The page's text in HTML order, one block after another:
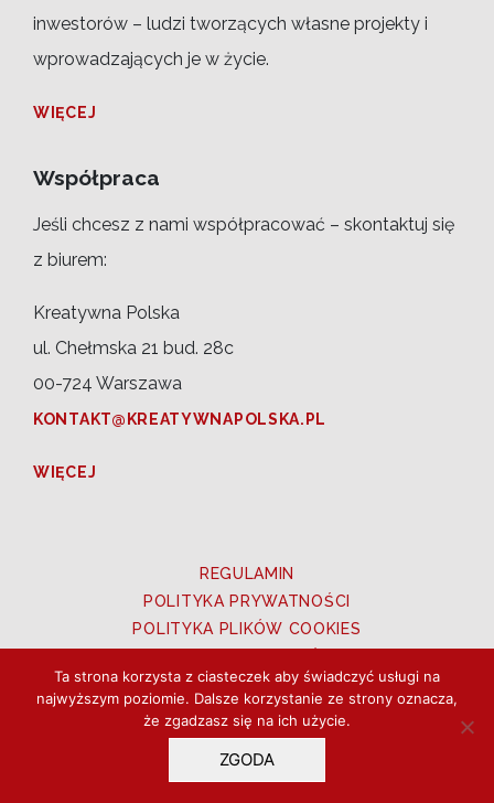
inwestorów – ludzi tworzących własne projekty i
wprowadzających je w życie.
WIĘCEJ
Współpraca
Jeśli chcesz z nami współpracować – skontaktuj się
z biurem:
Kreatywna Polska
ul. Chełmska 21 bud. 28c
00-724 Warszawa
KONTAKT@KREATYWNAPOLSKA.PL
WIĘCEJ
REGULAMIN
POLITYKA PRYWATNOŚCI
POLITYKA PLIKÓW COOKIES
UTWORY OZNACZONE CC BY 3.0 PL
Copyright © 2026 Kreatywna Polska. Wszystkie
prawa zastrzeżone.
Ta strona korzysta z ciasteczek aby świadczyć usługi na
najwyższym poziomie. Dalsze korzystanie ze strony oznacza,
że zgadzasz się na ich użycie.
ZGODA